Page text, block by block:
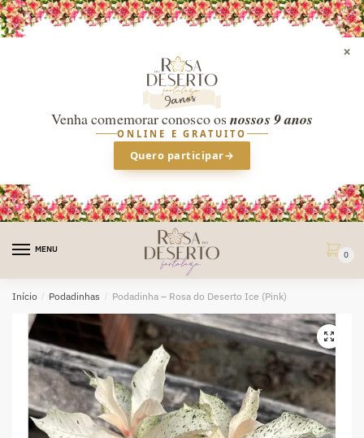
×
Venha comemorar conosco osnossos 9 anos
ONLINE E GRATUITO
Quero participar→
MENU
0
Início / Podadinhas / Podadinha – Rosa do Deserto Ice (Pink)
🔍